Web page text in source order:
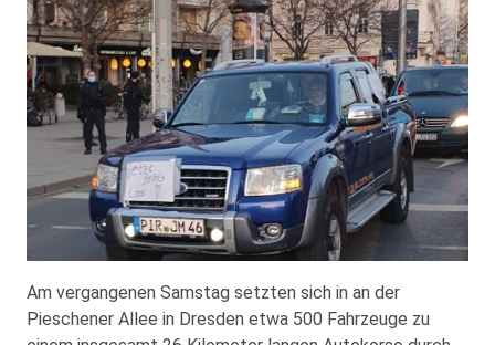
Am vergangenen Samstag setzten sich in an der
Pieschener Allee in Dresden etwa 500 Fahrzeuge zu